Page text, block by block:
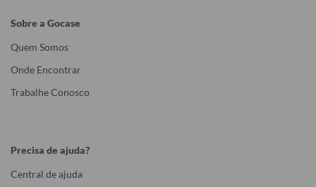
Sobre a Gocase
Quem Somos
Onde Encontrar
Trabalhe Conosco
Precisa de ajuda?
Central de ajuda